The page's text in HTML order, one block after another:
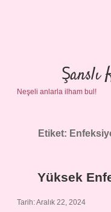
Şanslı
Neşeli anlarla ilham bul!
Etiket:
Yüksek
Tarih: Aralık 22, 2024